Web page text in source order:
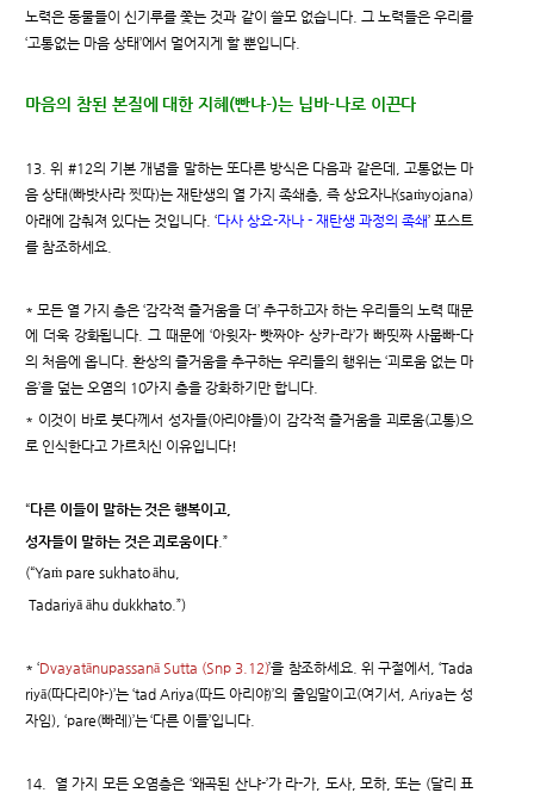
노력은 동물들이 신기루를 쫓는 것과 같이 쓸모 없습니다. 그 노력들은 우리를
‘고통없는 마음 상태’에서 멀어지게 할 뿐입니다.
마음의 참된 본질에 대한 지혜(빤냐-)는 닙바-나로 이끈다
13. 위 #12의 기본 개념을 말하는 또다른 방식은 다음과 같은데, 고통없는 마
음 상태(빠밧사라 찟따)는 재탄생의 열 가지 족쇄층, 즉 상요자나(saṁyojana)
아래에 감춰져 있다는 것입니다. ‘다사 상요-자나 - 재탄생 과정의 족쇄’ 포스트
를 참조하세요.
* 모든 열 가지 층은 ‘감각적 즐거움을 더’ 추구하고자 하는 우리들의 노력 때문
에 더욱 강화됩니다. 그 때문에 ‘아윗자- 빳짜야- 상카-라’가 빠띳짜 사뭅빠-다
의 처음에 옵니다. 환상의 즐거움을 추구하는 우리들의 행위는 ‘괴로움 없는 마
음’을 덮는 오염의 10가지 층을 강화하기만 합니다.
* 이것이 바로 붓다께서 성자들(아리야들)이 감각적 즐거움을 괴로움(고통)으
로 인식한다고 가르치신 이유입니다!
“다른 이들이 말하는 것은 행복이고,
성자들이 말하는 것은 괴로움이다.”
(“Yaṁ pare sukhato āhu,
Tadariyā āhu dukkhato.”)
* ‘Dvayatānupassanā Sutta (Snp 3.12)’을 참조하세요. 위 구절에서, ‘Tada
riyā(따다리야-)’는 ‘tad Ariya(따드 아리야)’의 줄임말이고(여기서, Ariya는 성
자임), ‘pare(빠레)’는 ‘다른 이들’입니다.
14. 열 가지 모든 오염층은 ‘왜곡된 산냐-’가 라-가, 도사, 모하, 또는 (달리 표